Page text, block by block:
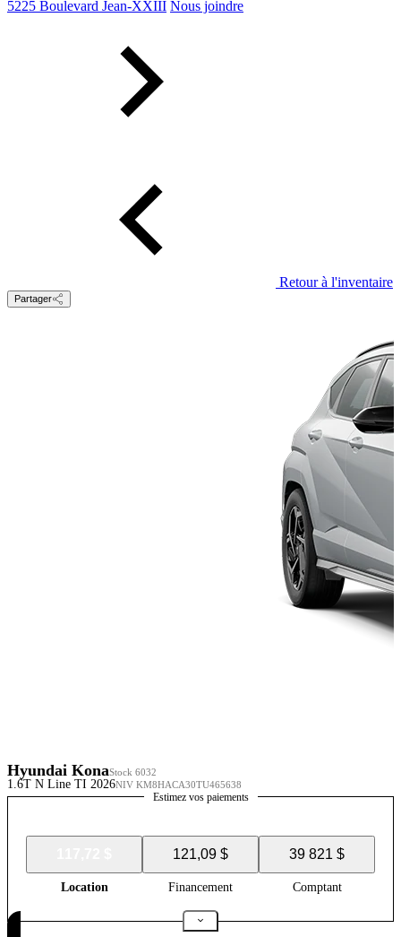
5225 Boulevard Jean-XXIII Nous joindre
Retour à l'inventaire
Partager
Hyundai KonaStock 6032
1.6T N Line TI 2026NIV KM8HACA30TU465638
Estimez vos paiements
121,09 $ 39 821 $
Location Financement Comptant